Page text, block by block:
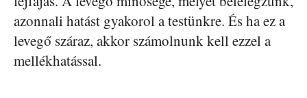
azonnali hatást gyakorol a testünkre. És ha ez a
levegő száraz, akkor számolnunk kell ezzel a
mellékhatással.